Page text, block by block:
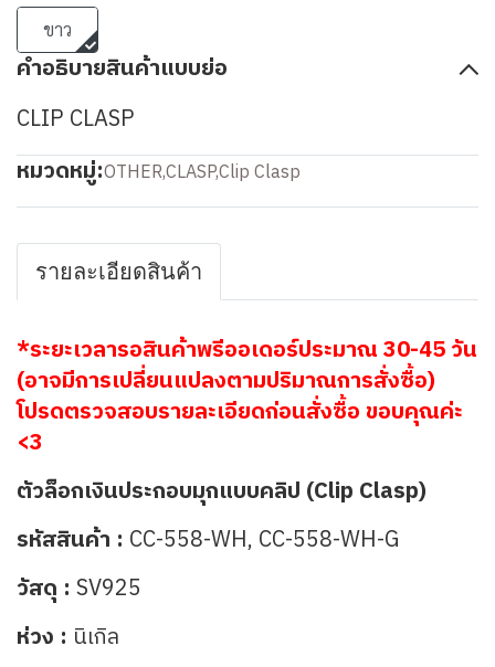
ขาว
คำอธิบายสินค้าแบบย่อ
CLIP CLASP
หมวดหมู่:OTHER,CLASP,Clip Clasp
รายละเอียดสินค้า
*ระยะเวลารอสินค้าพรีออเดอร์ประมาณ 30-45 วัน
(อาจมีการเปลี่ยนแปลงตามปริมาณการสั่งซื้อ)
โปรดตรวจสอบรายละเอียดก่อนสั่งซื้อ ขอบคุณค่ะ
<3
ตัวล็อกเงินประกอบมุกแบบคลิป (Clip Clasp)
รหัสสินค้า : CC-558-WH, CC-558-WH-G
วัสดุ : SV925
ห่วง : นิเกิล